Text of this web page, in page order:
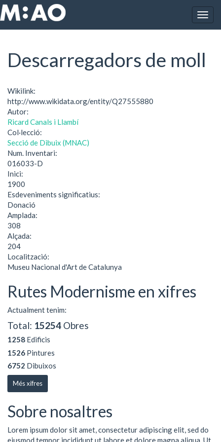
Vés al contingut
Inici Descarregadors de moll
Descarregadors de moll
Wikilink:
http://www.wikidata.org/entity/Q27555880
Autor:
Ricard Canals i Llambí
Col·lecció:
Secció de Dibuix (MNAC)
Num. Inventari:
016033-D
Inici:
1900
Esdeveniments significatius:
Donació
Amplada:
308
Alçada:
204
Localització:
Museu Nacional d'Art de Catalunya
Rutes Modernisme en xifres
Actualment tenim:
Total: 15254 Obres
1258 Edificis
1526 Pintures
6752 Dibuixos
Més xifres
Sobre nosaltres
Lorem ipsum dolor sit amet, consectetur adipiscing elit, sed do
eiusmod tempor incididunt ut labore et dolore magna aliqua. Ut